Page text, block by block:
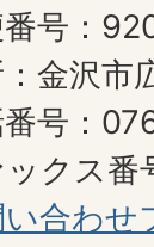
号：
金沢市
番号：
ックス
合わせ